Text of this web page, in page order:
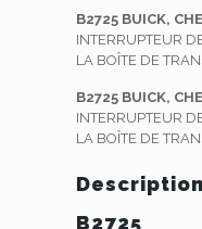
B2725 BUICK,
INTERRUPTEUR
LA BOÎTE DE
B2725 BUICK,
INTERRUPTEUR
LA BOÎTE DE
B2725